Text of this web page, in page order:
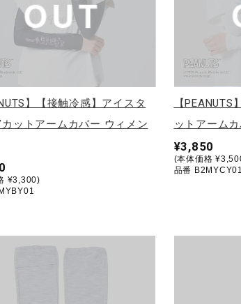
】【接触冷感】アイスタ
カットアームカバー ウィメン
¥3,300)
【
ットアーム
¥3,850
(本体価格
品番 B2MYCY01